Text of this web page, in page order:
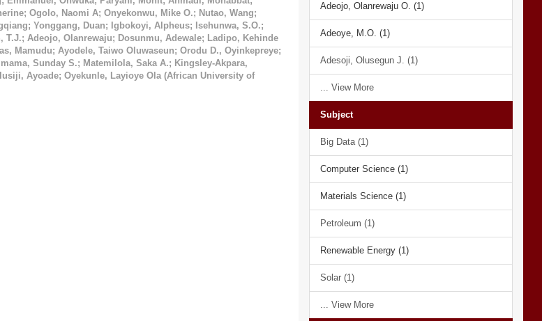
; Ogolo, Naomi A; Onyekonwu, Mike O.; Nutao, Wang;
; Yonggang, Duan; Igbokoyi, Alpheus; Isehunwa, S.O.;
T.J.; Adeojo, Olanrewaju; Dosunmu, Adewale; Ladipo, Kehinde
Mamudu; Ayodele, Taiwo Oluwaseun; Orodu D., Oyinkepreye;
Sunday S.; Matemilola, Saka A.; Kingsley-Akpara,
Ayoade; Oyekunle, Layioye Ola (African University of
Adeojo, Olanrewaju O. (1)
Adeoye, M.O. (1)
Adesoji, Olusegun J. (1)
... View More
Subject
Big Data (1)
Computer Science (1)
Materials Science (1)
Petroleum (1)
Renewable Energy (1)
Solar (1)
... View More